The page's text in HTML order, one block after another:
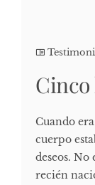
Cuando
cuerpo
deseos.
recién